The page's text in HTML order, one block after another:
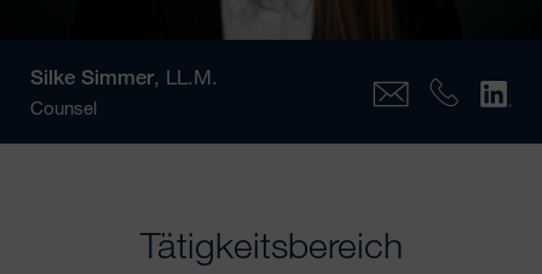
Silke Simmer, LL.M.
Counsel
Tätigkeitsbereich